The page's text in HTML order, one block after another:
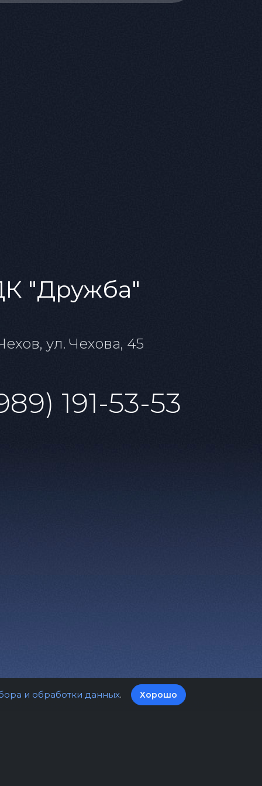
"Дружба"
ул. Чехова, 45
191-53-53
и обработки данных. Хорошо